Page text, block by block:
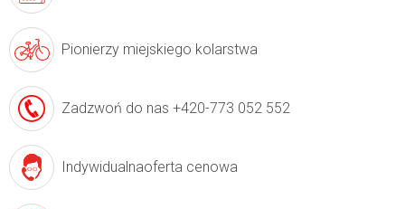
Pionierzy miejskiego kolarstwa
Zadzwoń do nas +420-773 052 552
Indywidualnaoferta cenowa